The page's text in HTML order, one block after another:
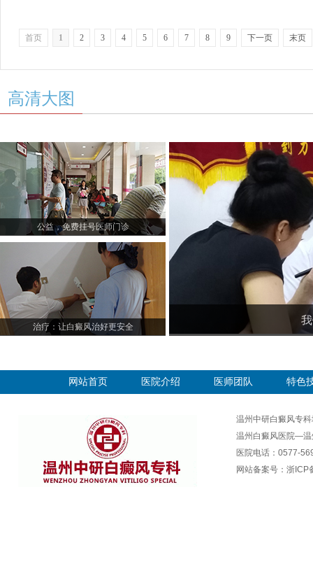
首页 1 2 3 4 5 6 7 8 9 下一页 末页
高清大图
公益，免费挂号医师门诊
治疗：让白癜风治好更安全
网站首页 医院介绍 医师团队 特色
温州中研白癜风专
温州白癜风医院—温
医院电话：0577-
网站备案号： 浙ICP